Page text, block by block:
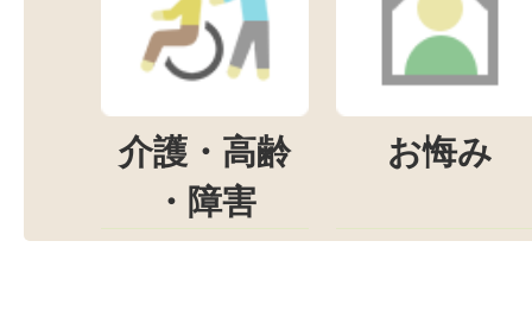
介護・高齢
・障害
お悔み